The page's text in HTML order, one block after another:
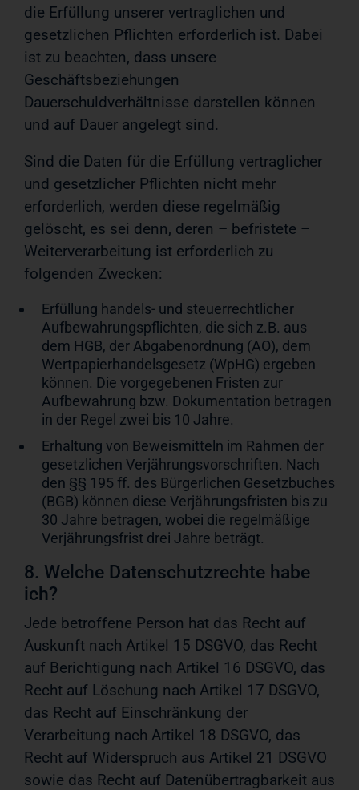
die Erfüllung unserer vertraglichen und
gesetzlichen Pflichten erforderlich ist. Dabei
ist zu beachten, dass unsere
Geschäftsbeziehungen
Dauerschuldverhältnisse darstellen können
und auf Dauer angelegt sind.
Sind die Daten für die Erfüllung vertraglicher
und gesetzlicher Pflichten nicht mehr
erforderlich, werden diese regelmäßig
gelöscht, es sei denn, deren – befristete –
Weiterverarbeitung ist erforderlich zu
folgenden Zwecken:
Erfüllung handels- und steuerrechtlicher
Aufbewahrungspflichten, die sich z.B. aus
dem HGB, der Abgabenordnung (AO), dem
Wertpapierhandelsgesetz (WpHG) ergeben
können. Die vorgegebenen Fristen zur
Aufbewahrung bzw. Dokumentation betragen
in der Regel zwei bis 10 Jahre.
Erhaltung von Beweismitteln im Rahmen der
gesetzlichen Verjährungsvorschriften. Nach
den §§ 195 ff. des Bürgerlichen Gesetzbuches
(BGB) können diese Verjährungsfristen bis zu
30 Jahre betragen, wobei die regelmäßige
Verjährungsfrist drei Jahre beträgt.
8. Welche Datenschutzrechte habe
ich?
Jede betroffene Person hat das Recht auf
Auskunft nach Artikel 15 DSGVO, das Recht
auf Berichtigung nach Artikel 16 DSGVO, das
Recht auf Löschung nach Artikel 17 DSGVO,
das Recht auf Einschränkung der
Verarbeitung nach Artikel 18 DSGVO, das
Recht auf Widerspruch aus Artikel 21 DSGVO
sowie das Recht auf Datenübertragbarkeit aus